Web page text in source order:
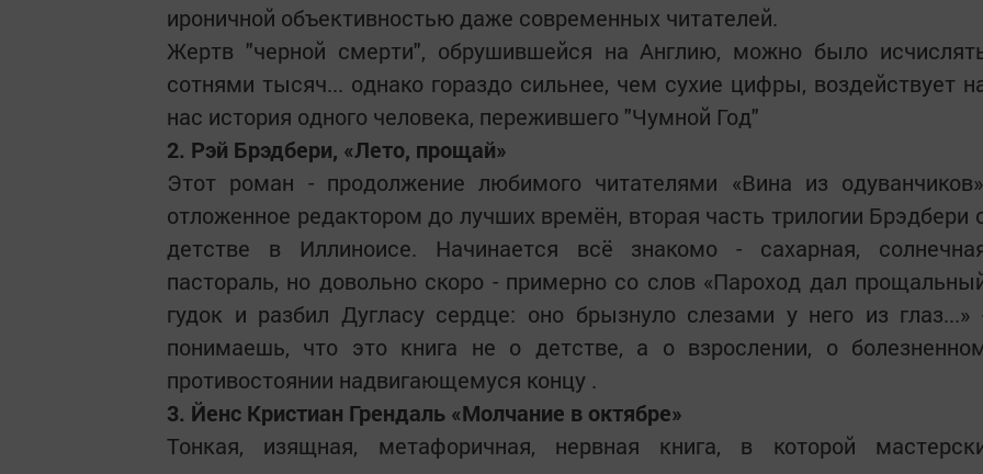
ироничной объективностью даже современных читателей.
Жертв "черной смерти", обрушившейся на Англию, можно было
сотнями тысяч... однако гораздо сильнее, чем сухие цифры, воздействует
нас история одного человека, пережившего "Чумной Год"
2. Рэй Брэдбери, «Лето, прощай»
Этот роман - продолжение любимого читателями «Вина из
отложенное редактором до лучших времён, вторая часть трилогии Брэдбери
детстве в Иллиноисе. Начинается всё знакомо - сахарная,
пастораль, но довольно скоро - примерно со слов «Пароход дал
гудок и разбил Дугласу сердце: оно брызнуло слезами у него из глаз...»
понимаешь, что это книга не о детстве, а о взрослении, о
противостоянии надвигающемуся концу .
3. Йенс Кристиан Грендаль «Молчание в октябре»
Тонкая, изящная, метафоричная, нервная книга, в которой